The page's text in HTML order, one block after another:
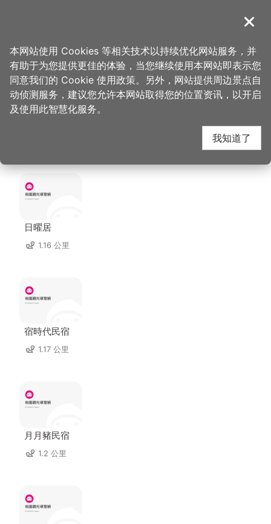
導覽
首页 > 想去的地方 > 美食、购物 > 大园市场-万佳香肉松
大园市场-万佳香肉松
周边住宿
日曜居
1.16 公里
宿時代民宿
1.17 公里
月月豬民宿
1.2 公里
关闭
本网站使用 Cookies 等相关技术以持续优化网站服务，并
有助于为您提供更佳的体验，当您继续使用本网站即表示您
同意我们的 Cookie 使用政策。另外，网站提供周边景点自
动侦测服务，建议您允许本网站取得您的位置资讯，以开启
及使用此智慧化服务。
我知道了